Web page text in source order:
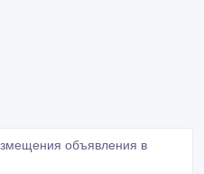
объявления в